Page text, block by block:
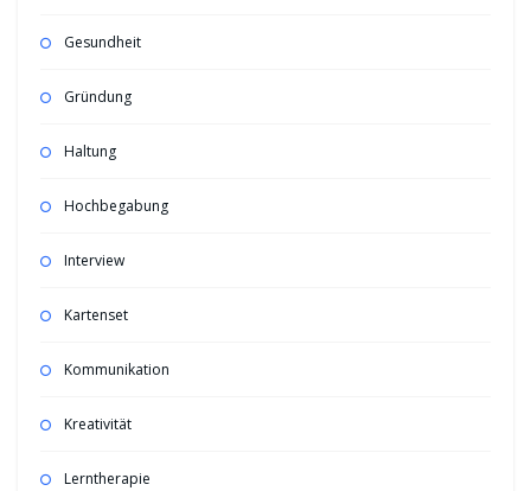
Gesundheit
Gründung
Haltung
Hochbegabung
Interview
Kartenset
Kommunikation
Kreativität
Lerntherapie